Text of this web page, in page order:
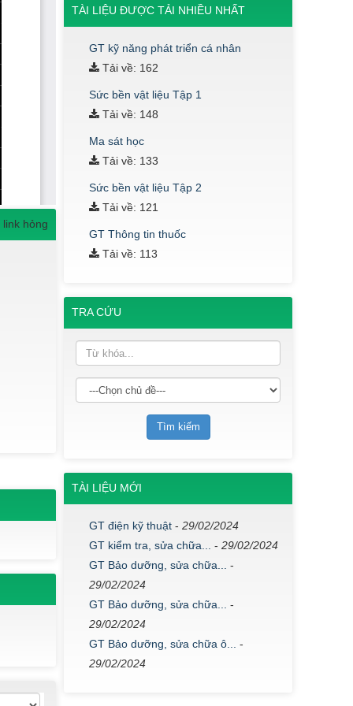
link hỏng
TÀI LIỆU ĐƯỢC TẢI NHIỀU NHẤT
GT kỹ năng phát triển cá nhân
Tải về: 162
Sức bền vật liệu Tập 1
Tải về: 148
Ma sát học
Tải về: 133
Sức bền vật liệu Tập 2
Tải về: 121
GT Thông tin thuốc
Tải về: 113
TRA CỨU
TÀI LIỆU MỚI
GT điện kỹ thuật - 29/02/2024
GT kiểm tra, sửa chữa...
- 29/02/2024
GT Bảo dưỡng, sửa chữa...
-
29/02/2024
GT Bảo dưỡng, sửa chữa...
-
29/02/2024
GT Bảo dưỡng, sửa chữa ô...
-
29/02/2024